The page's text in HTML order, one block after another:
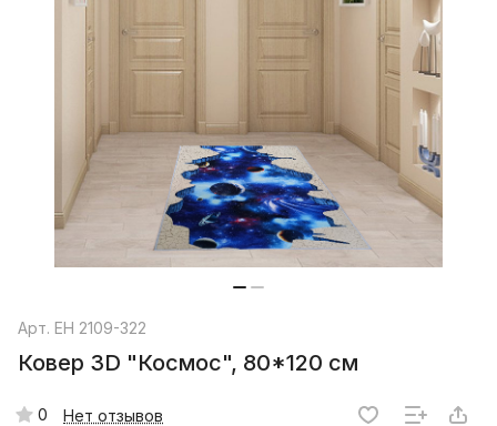
Арт. EH 2109-322
Ковер 3D "Космос", 80*120 см
0 Нет отзывов